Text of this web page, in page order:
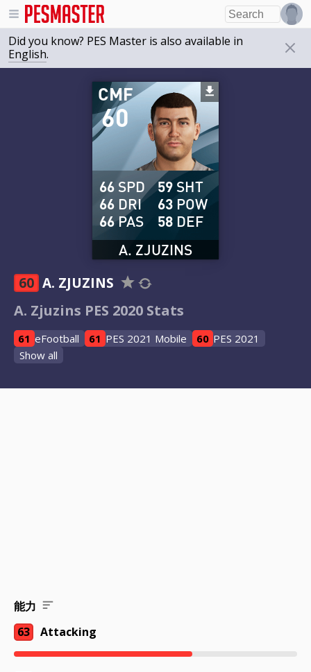
Did you know? PES Master is also available in
English.
60
CMF
A. ZJUZINS
66 SPD
66 DRI
66PAS
59 SHT
63 POW
58 DEF
60 A. ZJUZINS
A. Zjuzins PES 2020 Stats
61 eFootball 61 PES 2021 Mobile 60 PES 2021
Show all
能力
63
Attacking